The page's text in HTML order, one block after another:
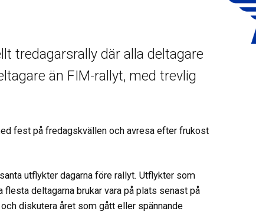
tredagarsrally där alla deltagare
än FIM-rallyt, med trevlig
fest på fredagskvällen och avresa efter frukost
utflykter dagarna före rallyt. Utflykter som
deltagarna brukar vara på plats senast på
diskutera året som gått eller spännande